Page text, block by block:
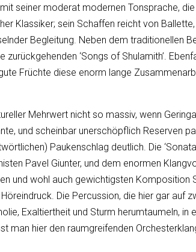
seiner moderat modernen Tonsprache,
Klassiker; sein Schaffen reicht von
Begleitung. Neben dem traditionellen
‘Songs of Shulamith’.
Früchte diese enorm lange
Mehrwert nicht so massiv, wenn
und scheinbar unerschöpflich Reserven
Paukenschlag deutlich. Die
Pavel Giunter, und dem enormen
und wohl auch gewichtigsten Komposition
Die Percussion, die hier gar
Exaltiertheit und Sturm herumtaumeln,
hier den raumgreifenden